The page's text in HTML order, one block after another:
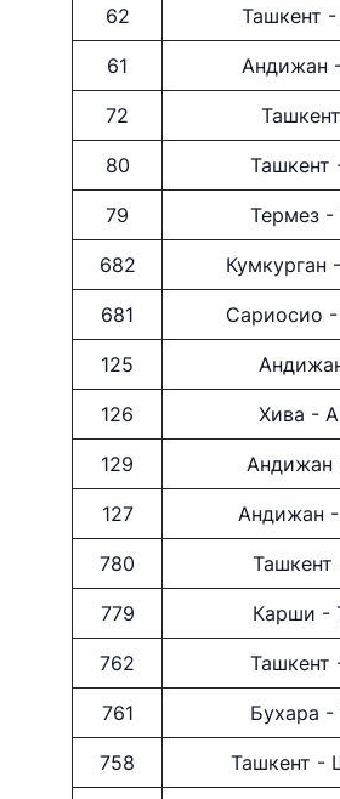
1062
62 Ташкент
61 Андижан
72
80 Ташкент
79 Термез -
682 Кумкурган
681 Сариосио -
125
126 Хива -
129 Андижан
127 Андижан -
780
779 Карши -
762 Ташкент
761 Бухара -
758 Ташкент -